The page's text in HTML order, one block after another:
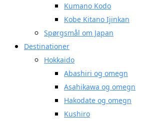
Kumano Kodo
Kobe Kitano Ijinkan
Spørgsmål om Japan
Destinationer
Hokkaido
Abashiri og omegn
Asahikawa og omegn
Hakodate og omegn
Kushiro